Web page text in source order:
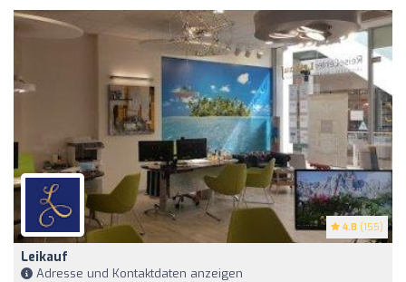
4.8 (155)
Leikauf
Adresse und Kontaktdaten anzeigen